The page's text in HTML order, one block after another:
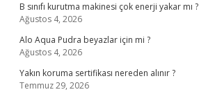
B sınıfı kurutma makinesi çok enerji yakar mı ?
Ağustos 4, 2026
Alo Aqua Pudra beyazlar için mi ?
Ağustos 4, 2026
Yakın koruma sertifikası nereden alınır ?
Temmuz 29, 2026